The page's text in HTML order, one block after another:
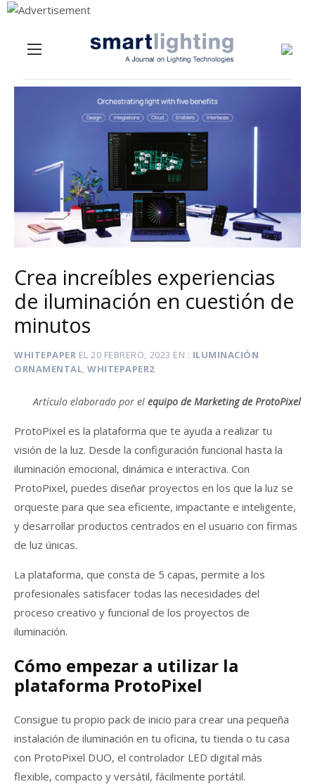
Menu
Crea increíbles experiencias
de iluminación en cuestión de
minutos
WHITEPAPER EL20 FEBRERO, 2023 EN
ILUMINACIÓN
ORNAMENTAL,WHITEPAPER2
Artículo elaborado por el equipo de Marketing de ProtoPixel
ProtoPixel es la plataforma que te ayuda a realizar tu
visión de la luz. Desde la configuración funcional hasta la
iluminación emocional, dinámica e interactiva. Con
ProtoPixel, puedes diseñar proyectos en los que la luz se
orqueste para que sea eficiente, impactante e inteligente,
y desarrollar productos centrados en el usuario con firmas
de luz únicas.
La plataforma, que consta de 5 capas, permite a los
profesionales satisfacer todas las necesidades del
proceso creativo y funcional de los proyectos de
iluminación.
Cómo empezar a utilizar la
plataforma ProtoPixel
Consigue tu propio pack de inicio para crear una pequeña
instalación de iluminación en tu oficina, tu tienda o tu casa
con ProtoPixel DUO, el controlador LED digital más
flexible, compacto y versátil, fácilmente portátil.